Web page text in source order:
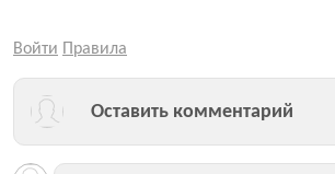
Войти Правила
Оставить комментарий